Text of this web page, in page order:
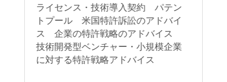
ライセンス・技術導入契約 パテン
トプール 米国特許訴訟のアドバイ
ス 企業の特許戦略のアドバイス
技術開発型ベンチャー・小規模企業
に対する特許戦略アドバイス